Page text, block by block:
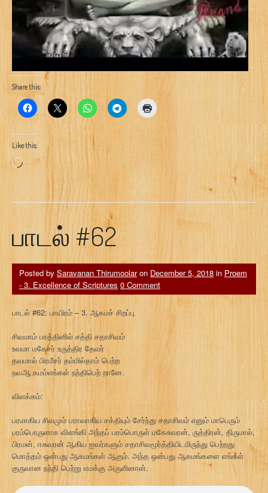
Share this:
Like this:
Loading…
பாடல் #62
Posted by Saravanan Thirumoolaron December 5, 2018 in Proem
- 3. Excellence of Scriptures 0 Comment
பாடல் #62: பாயிரம் – 3. ஆகமச் சிறப்பு
சிவமாம் பரத்தினில் சத்தி சதாசிவம்
உவமா மகேசர் உருத்திர தேவர்
தவமால் பிரமீசர் தம்மில்தாம் பெற்ற
நவஆ கமம்எங்கள் நந்திபெற் றானே.
விளக்கம்:
பரமாகிய சிவமும் பராவாகிய சக்தியும் சேர்ந்து சதாசிவம் எனும் மாபெரும்
பரம்பொருளாக விளங்கி அந்தப் பரம்பொருள் மகேசுவரன், ருத்திரன், திருமால்,
பிரமன், ஈசுவரன் ஆகிய ஐவர்களும் சதாசிவமூர்த்தியிடமிருந்து பெற்றது
மொத்தம் ஒன்பது ஆகமங்கள் ஆகும். அந்த ஒன்பது ஆகமங்களை எங்கள்
குருவான நந்தி பெற்று எமக்கு அருளினான்.